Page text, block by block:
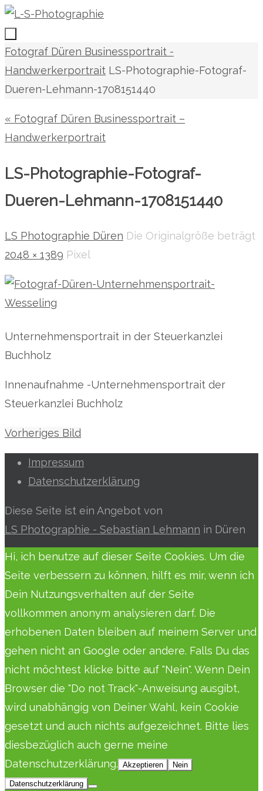
Zum
Inhalt
springen
Zum
Inhalt
springen
Start
Fotograf Düren Businessportrait -
Handwerkerportrait LS-Photographie-Fotograf-
Dueren-Lehmann-1708151440
« Fotograf Düren Businessportrait –
Handwerkerportrait
LS-Photographie-Fotograf-
Dueren-Lehmann-1708151440
LS Photographie Düren Die Originalgröße beträgt
2048 × 1389 Pixel
Unternehmensportrait in der Steuerkanzlei
Buchholz
Innenaufnahme -Unternehmensportrait der
Steuerkanzlei Buchholz
Vorheriges Bild
Impressum
Datenschutzerklärung
Diese Seite ist ein Angebot von
LS Photographie - Sebastian Lehmann in Düren
Hi, ich benutze auf dieser Seite Cookies. Um die
Seite verbessern zu können, hilft es mir, wenn ich
Dein Nutzungsverhalten auf der Seite
vollkommen anonym analysieren darf. Die
erhobenen Daten bleiben auf meinem Server und
gehen nicht an Google oder andere. Falls Du das
nicht möchtest klicke bitte auf "Nein". Wenn Dein
Browser die "Do not Track"-Anweisung ausgibt,
wird unabhängig von Deiner Wahl, kein Cookie
gesetzt und auch nichts aufgezeichnet. Bitte lies
diesbezüglich auch gerne meine
Datenschutzerklärung. Akzeptieren Nein
Datenschutzerklärung